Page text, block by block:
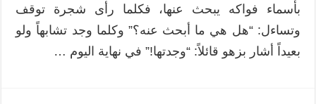
بأسماء فواكه يبحث عنها، فكلما رأى شجرة توقف
وتساءل: “هل هي ما أبحث عنه؟” وكلما وجد تشابهاً ولو
بعيداً أشار بزهو قائلاً: “وجدتها!” في نهاية اليوم …